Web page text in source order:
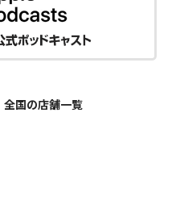
全国の店舗一覧